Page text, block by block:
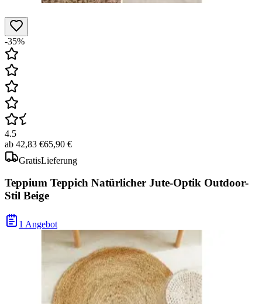
-35%
4.5
ab 42,83 €65,90 €
GratisLieferung
Teppium Teppich Natürlicher Jute-Optik Outdoor-
Stil Beige
1 Angebot